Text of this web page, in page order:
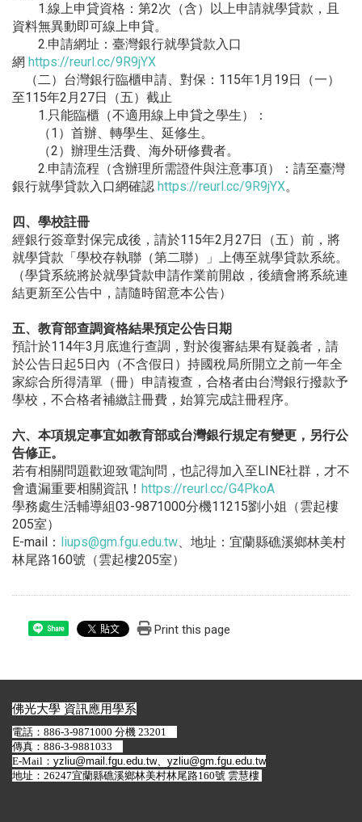
1.線上申貸資格：第2次（含）以上申請就學貸款， 且
資料無異動即可線上申貸。
2.申請網址：臺灣銀行就學貸款入口
網 https://reurl.cc/9R9jYX
（二）台灣銀行臨櫃申請、對保：115年1月19日（一）
至115年2月27日（五）截止
1.只能臨櫃（不適用線上申貸之學生）：
（1）首辦、轉學生、延修生。
（2）辦理生活費、海外研修費者。
2.申請流程（含辦理所需證件與注意事項）： 請至臺灣
銀行就學貸款入口網確認 https://reurl.cc/9R9jYX。
四、學校註冊
經銀行簽章對保完成後，請於115年2月27日（五）前， 將
就學貸款「學校存執聯（第二聯）」上傳至就學貸款系統。
（學貸系統將於就學貸款申請作業前開啟， 後續會將系統連
結更新至公告中，請隨時留意本公告）
五、教育部查調資格結果預定公告日期
預計於114年3月底進行查調，對於復審結果有疑義者， 請
於公告日起5日內（不含假日） 持國稅局所開立之前一年全
家綜合所得清單（冊）申請複查， 合格者由台灣銀行撥款予
學校，不合格者補繳註冊費， 始算完成註冊程序。
六、本項規定事宜如教育部或台灣銀行規定有變更，另行公
告修正。
若有相關問題歡迎致電詢問，也記得加入至LINE社群， 才不
會遺漏重要相關資訊！ https://reurl.cc/G4PkoA
學務處生活輔導組03-9871000分機11215劉小姐（雲起樓
205室）
E-mail：
liups@gm.fgu.edu.tw、地址： 宜蘭縣礁溪鄉林美村
林尾路160號（雲起樓205室）
Share Print this page
佛光大學 資訊應用學系
電話：886-3-9871000 分機 23201
傳真：886-3-9881033
E-Mail： yzliu@mail.fgu.edu.tw、 yzliu@gm.fgu.edu.tw
地址：26247宜蘭縣礁溪鄉林美村林尾路160號 雲慧樓